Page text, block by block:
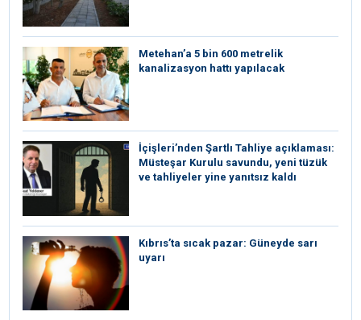
Metehan’a 5 bin 600 metrelik
kanalizasyon hattı yapılacak
İçişleri’nden Şartlı Tahliye açıklaması:
Müsteşar Kurulu savundu, yeni tüzük
ve tahliyeler yine yanıtsız kaldı
Kıbrıs’ta sıcak pazar: Güneyde sarı
uyarı